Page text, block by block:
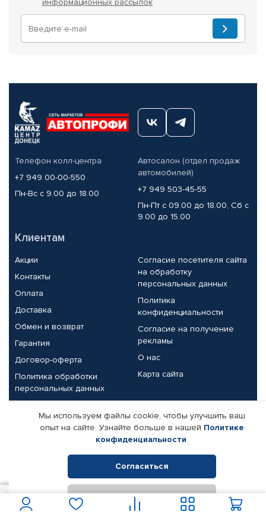
информационных рассылок
Телефон колл-центра
+7 949 00-00-550
Пн-Вс с 9.00 до 18.00
Автосалон (отдел продаж
автомобилей)
+7 949 503-45-55
Пн-Пт с 09.00 до 18.00, Сб с
9.00 до 15.00
Клиентам
Акции
Контакты
Оплата
Доставка
Обмен и возврат
Гарантия
Договор-оферта
Политика обработки
персональных данных
Согласие посетителя сайта
на обработку
персональных данных
Политика
конфиденциальности
Согласие на получение
рекламы
О нас
Карта сайта
Партнерам
Корпоративным клиентам
Поставщикам
Реквизиты компании
© КАМАЗ ЦЕНТР ДОНЕЦК, 2015-2026. Все права защищены.
Интернет-магазин автомобильных товаров Автопрофи.
Мы используем файлы cookie, чтобы улучшить ваш
опыт на сайте. Узнайте больше в нашей Политике
конфиденциальности.
Согласиться
Отклонить
В корзину